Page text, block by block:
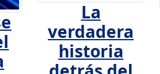
La
verdadera
historia